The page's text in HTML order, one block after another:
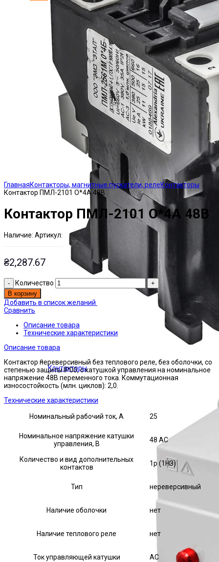
Контакторы
ГлавнаяКонтакторы, магнитные пускатели, релеКонтакторы
Контактор ПМЛ-2101 О*4А 48В
Контактор ПМЛ-2101 О*4А 48В
Наличие: Артикул:
₴2,287.67
Количество
В корзину
Добавить в список желаний
Сравнить
Описание товара
Технические характеристики
Описание товара
Контактор нереверсивный без теплового реле, без оболочки, со
степенью защиты IP00, с катушкой управления на номинальное
напряжение 48В переменного тока. Коммутационная
износостойкость (млн. циклов): 2,0.
Технические характеристики
Номинальный рабочий ток, А 25
Номинальное напряжение катушки
управления, В
48 AC
Количество и вид дополнительных
контактов
1р (1НЗ)
Тип нереверсивный
Наличие оболочки нет
Наличие теплового реле нет
Ток управляющей катушки АС